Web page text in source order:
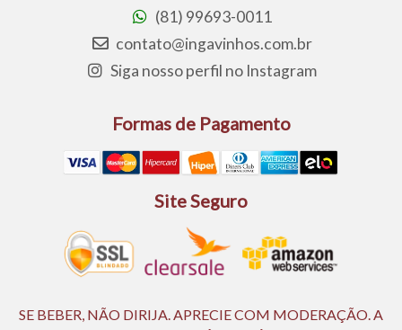
(81) 99693-0011
contato@ingavinhos.com.br
Siga nosso perfil no Instagram
Formas de Pagamento
Site Seguro
SE BEBER, NÃO DIRIJA. APRECIE COM MODERAÇÃO. A